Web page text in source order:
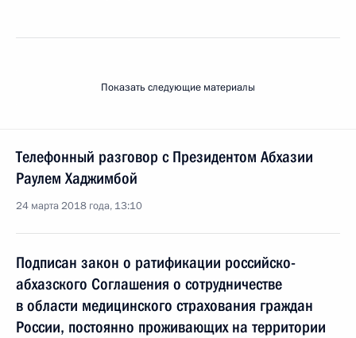
Показать следующие материалы
Телефонный разговор с Президентом Абхазии
Раулем Хаджимбой
24 марта 2018 года, 13:10
Подписан закон о ратификации российско-
абхазского Соглашения о сотрудничестве
в области медицинского страхования граждан
России, постоянно проживающих на территории